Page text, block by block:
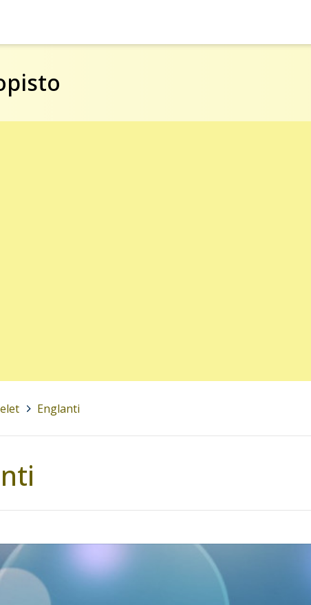
Englanti